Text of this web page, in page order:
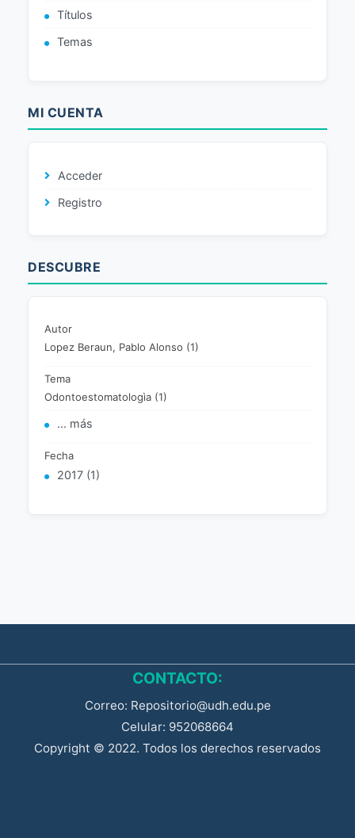
Títulos
Temas
MI CUENTA
Acceder
Registro
DESCUBRE
Autor
Lopez Beraun, Pablo Alonso (1)
Tema
Odontoestomatologìa (1)
... más
Fecha
2017 (1)
CONTACTO:
Correo: Repositorio@udh.edu.pe
Celular: 952068664
Copyright © 2022. Todos los derechos reservados